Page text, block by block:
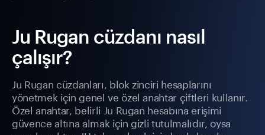
Ju Rugan cüzdanı nasıl
çalışır?
Ju Rugan cüzdanları, blok zinciri hesaplarını
yönetmek için genel ve özel anahtar çiftleri kullanır.
Özel anahtar, belirli Ju Rugan hesabına erişimi
güvence altına almak için gizli tutulmalıdır, oysa